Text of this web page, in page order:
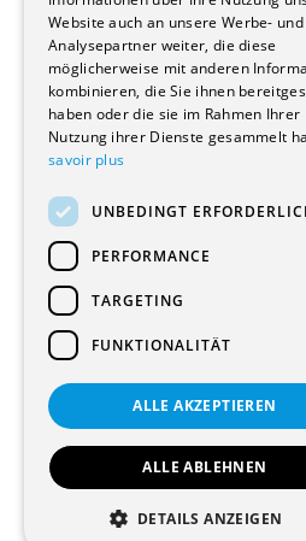
Renovierungen
Innere Umbauten
Gastgewerbe und Tourismus
Verwaltungsgebäude und
Schuleinrichtungen
Medizinische Einrichtungen
Kultur - Sport - Freizeit
Industrie - Handwerk
Transport und Parkplätze
Diverse Bauten
© 2026 Alle Rechte vorbehalten
Allgemeine Bedingungen
Website auch an unsere Werbe- und
Analysepartner weiter, die diese
möglicherweise mit anderen
kombinieren, die Sie ihnen
haben oder die sie im Rahmen Ihrer
Nutzung ihrer Dienste gesammelt
savoir plus
UNBEDINGT
PERFORMANCE
TARGETING
FUNKTIONALITÄT
ALLE AKZEPTIEREN
ALLE ABLEHNEN
DETAILS ANZEIGEN